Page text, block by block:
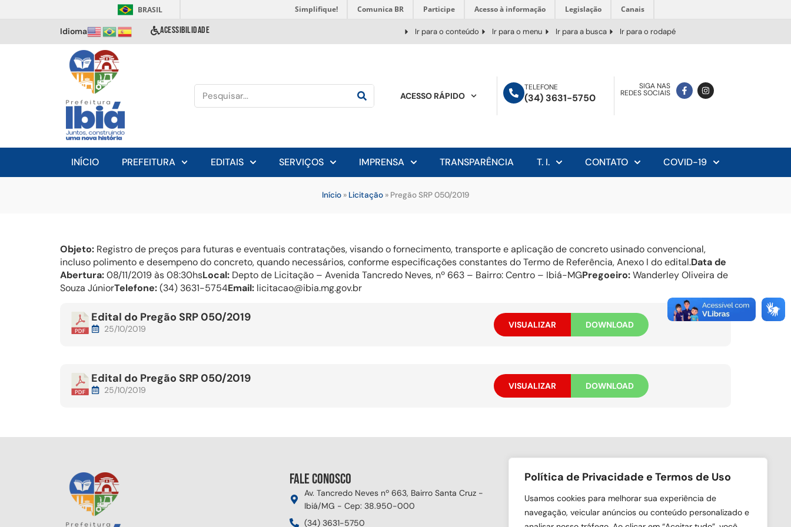
Política de Privacidade e Termos de Uso
Usamos cookies para melhorar sua experiência de
navegação, veicular anúncios ou conteúdo personalizado e
BRASIL Simplifique! Comunica BR Participe Acesso à informação Legislação Canais
Idioma ACESSIBILIDADE Ir para o conteúdo Ir para o menu Ir para a busca Ir para o rodapé
ACESSO RÁPIDO
TELEFONE
(34) 3631-5750
SIGA NAS
REDES SOCIAIS
INÍCIO PREFEITURA EDITAIS SERVIÇOS IMPRENSA TRANSPARÊNCIA T. I. CONTATO COVID-19
Início» Licitação» Pregão SRP 050/2019
Objeto: Registro de preços para futuras e eventuais contratações, visando o fornecimento, transporte e aplicação de concreto usinado convencional,
incluso polimento e desempeno do concreto, quando necessários, conforme especificações constantes do Termo de Referência, Anexo I do edital.Data de
Abertura:08/11/2019 às 08:30hsLocal: Depto de Licitação – Avenida Tancredo Neves, nº 663 – Bairro: Centro – Ibiá-MGPregoeiro:Wanderley Oliveira de
Souza JúniorTelefone:(34) 3631-5754Email: licitacao@ibia.mg.gov.br
Edital do Pregão SRP 050/2019
25/10/2019 VISUALIZAR DOWNLOAD
Edital do Pregão SRP 050/2019
25/10/2019 VISUALIZAR DOWNLOAD
Fale conosco
Av. Tancredo Neves nº 663, Bairro Santa Cruz -
Ibiá/MG - Cep: 38.950-000
(34) 3631-5750
Siga nas redes sociais